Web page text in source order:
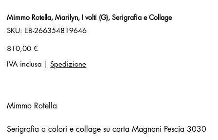
Mimmo Rotella, Marilyn, I volti (G), Serigrafia e Collage
SKU:
SKU
EB-
EB-266354819646
Prezzo
810,00 €
IVA inclusa
Spedizione
Mimmo Rotella
Serigrafia a colori e collage su carta Magnani Pescia 3030